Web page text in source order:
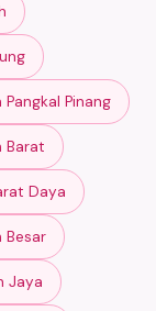
Pangkal Pinang
Barat
Daya
Besar
Jaya